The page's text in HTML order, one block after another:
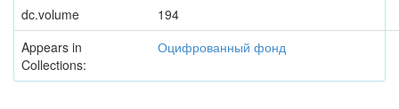
dc.volume
194
Appears in
Collections:
Оцифрованный фонд